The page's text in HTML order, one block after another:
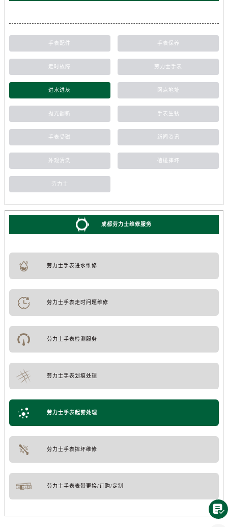
手表配件 手表保养
走时故障 劳力士手表
进水进灰 网点地址
抛光翻新 手表生锈
手表受磁 新闻资讯
外观清洗 磕碰摔坏
劳力士
成都劳力士维修服务
劳力士手表进水维修
劳力士手表走时问题维修
劳力士手表检测服务
劳力士手表划痕处理
劳力士手表起雾处理
劳力士手表摔坏维修
劳力士手表表带更换/订购/定制
